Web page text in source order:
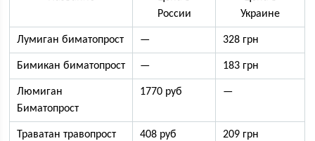
России
Украине
Лумиган биматопрост — 328 грн
Бимикан биматопрост — 183 грн
Люмиган
Биматопрост
1770 руб —
Траватан травопрост 408 руб 209 грн